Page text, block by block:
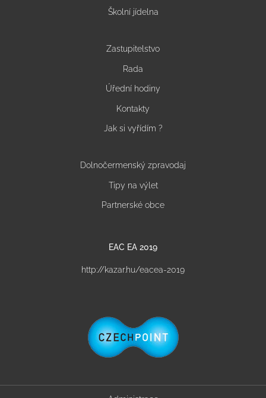
Školní jídelna
Zastupitelstvo
Rada
Úřední hodiny
Kontakty
Jak si vyřídím ?
Dolnočermenský zpravodaj
Tipy na výlet
Partnerské obce
EAC EA 2019
http://kazar.hu/eacea-2019